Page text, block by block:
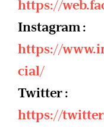
Instagram :
https://
cial/
Twitter :
https://